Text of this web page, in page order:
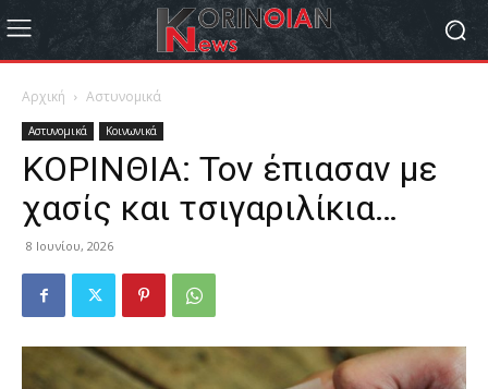
Αρχική Αστυνομικά
Αστυνομικά Κοινωνικά
ΚΟΡΙΝΘΙΑ: Τον έπιασαν με
χασίς και τσιγαριλίκια…
8 Ιουνίου, 2026